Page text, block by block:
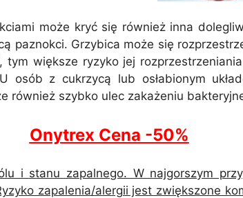
może kryć się również inna
paznokci. Grzybica może się
tym większe ryzyko jej
osób z cukrzycą lub osłabionym
również szybko ulec zakażeniu
Onytrex Cena -50%
i stanu zapalnego. W najgorszym
zapalenia/alergii jest zwiększone